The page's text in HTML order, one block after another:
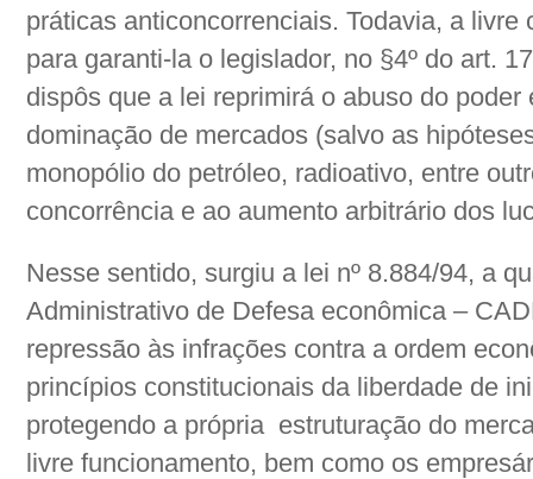
práticas anticoncorrenciais. Todavia, a
para garanti-la o legislador, no §4º do art.
dispôs que a lei reprimirá o abuso do
dominação de mercados (salvo as
monopólio do petróleo, radioativo, entre
concorrência e ao aumento arbitrário dos
Nesse sentido, surgiu a lei nº 8.884/94, a
Administrativo de Defesa econômica –
repressão às infrações contra a ordem
princípios constitucionais da liberdade de
protegendo a própria estruturação do
livre funcionamento, bem como os